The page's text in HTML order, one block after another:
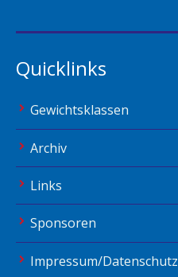
Quicklinks
Gewichtsklassen
Archiv
Links
Sponsoren
Impressum/Datenschutz